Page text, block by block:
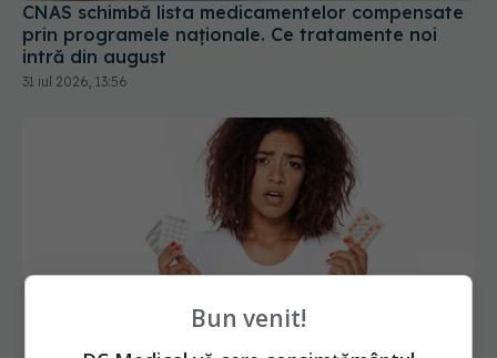
CNAS schimbă lista medicamentelor compensate
prin programele naționale. Ce tratamente noi
intră din august
31 iul 2026, 13:56
Bun venit!